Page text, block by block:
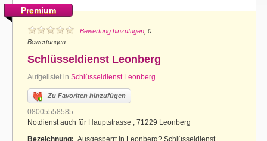
Premium
Bewertung hinzufügen , 0
Bewertungen
Schlüsseldienst Leonberg
Aufgelistet in Schlüsseldienst Leonberg
Zu Favoriten hinzufügen
08005558585
Notdienst auch für Hauptstrasse , 71229 Leonberg
Bezeichnung: Ausgesperrt in Leonberg? Schlüsseldienst